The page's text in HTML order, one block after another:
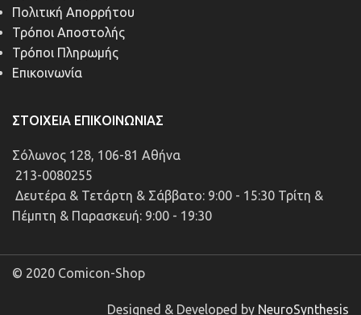
Πολιτική Απορρήτου
Τρόποι Αποστολής
Τρόποι Πληρωμής
Επικοινωνία
ΣΤΟΙΧΕΊΑ ΕΠΙΚΟΙΝΩΝΊΑΣ
Σόλωνος 128, 106-81 Αθήνα
213-0080255
Δευτέρα & Τετάρτη & Σάββατο: 9:00 - 15:30 Τρίτη &
Πέμπτη & Παρασκευή: 9:00 - 19:30
© 2020 Comicon-Shop
Designed & Developed by NeuroSynthesis